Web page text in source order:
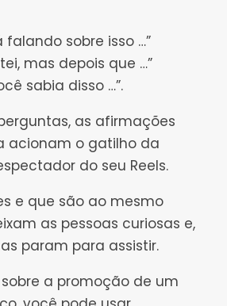
falando sobre isso …”
mas depois que …”
sabia disso …”.
as afirmações
acionam o gatilho da
do seu Reels.
e que são ao mesmo
as pessoas curiosas e,
param para assistir.
sobre a promoção de um